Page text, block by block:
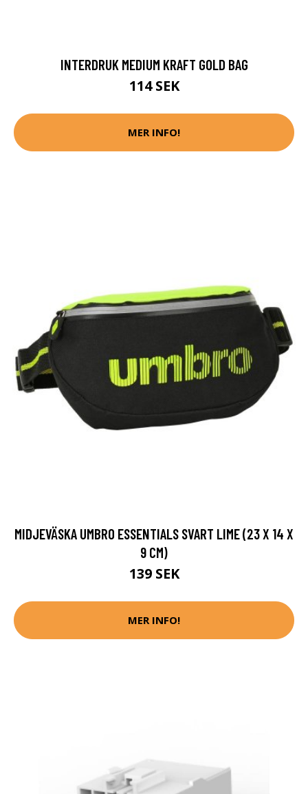
INTERDRUK MEDIUM KRAFT GOLD BAG
114 SEK
MER INFO!
MIDJEVÄSKA UMBRO ESSENTIALS SVART LIME (23 X 14 X
9 CM)
139 SEK
MER INFO!